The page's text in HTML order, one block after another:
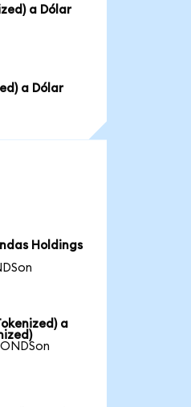
a Dólar
a Dólar
Holdings
a